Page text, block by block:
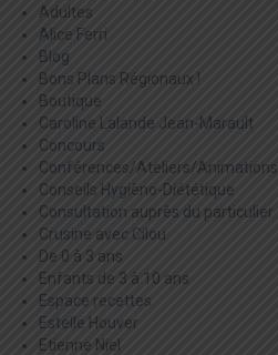
Adultes
Alice Ferri
Blog
Bons Plans Régionaux !
Boutique
Caroline Lalande Jean-Marault
Concours
Conférences/Ateliers/Animations
Conseils Hygièno-Diététique
Consultation auprès du particulier
Crusine avec Cilou
De 0 à 3 ans
Enfants de 3 à 10 ans
Espace recettes
Estelle Houver
Etienne Niel